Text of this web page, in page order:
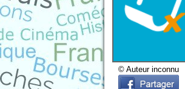
© Auteur inconnu